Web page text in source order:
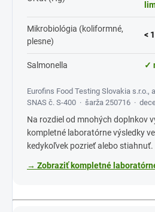
Mikrobiológia (koliformné,
plesne)
<
Salmonella ✓
Eurofins Food Testing Slovakia s.r.o.,
SNAS č. S-400 · šarža 250716 ·
Na rozdiel od mnohých doplnkov
kompletné laboratórne výsledky
kedykoľvek pozrieť alebo stiahnuť.
→ Zobraziť kompletné